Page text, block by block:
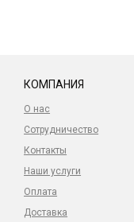
КОМПАНИЯ
О нас
Сотрудничество
Контакты
Наши услуги
Оплата
Доставка